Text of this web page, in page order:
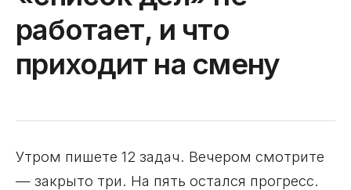
работает, и что
приходит на смену
Утром пишете 12 задач. Вечером смотрите
— закрыто три. На пять остался прогресс.